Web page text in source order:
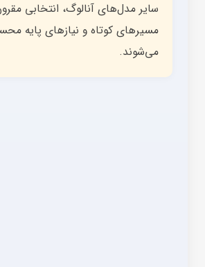
سایر مدل‌های آنالوگ، انتخابی
مسیرهای کوتاه و نیازهای پایه
می‌شوند.